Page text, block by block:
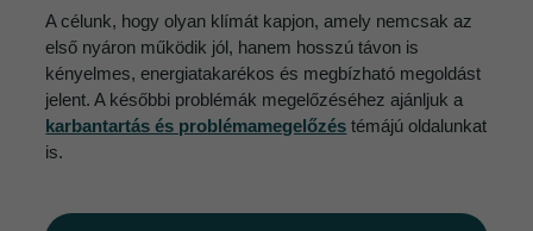
A célunk, hogy olyan klímát kapjon, amely nemcsak az
első nyáron működik jól, hanem hosszú távon is
kényelmes, energiatakarékos és megbízható megoldást
jelent. A későbbi problémák megelőzéséhez ajánljuk a
karbantartás és problémamegelőzés témájú oldalunkat
is.